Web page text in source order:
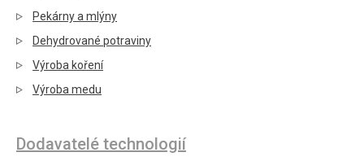
Pekárny a mlýny
Dehydrované potraviny
Výroba koření
Výroba medu
Dodavatelé technologií